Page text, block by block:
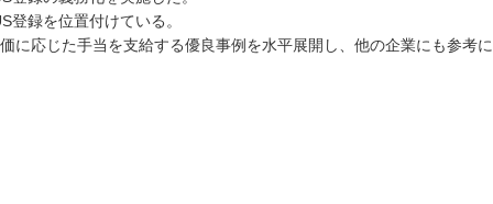
録を位置付けている。
応じた手当を支給する優良事例を水平展開し、他の企業にも参考